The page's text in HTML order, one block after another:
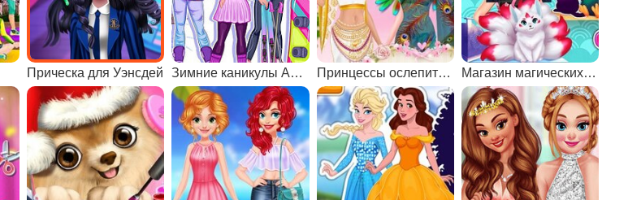
Прическа для Уэнсдей Зимние каникулы Анны и Эльзы Принцессы ослепительные богини Магазин магических существ